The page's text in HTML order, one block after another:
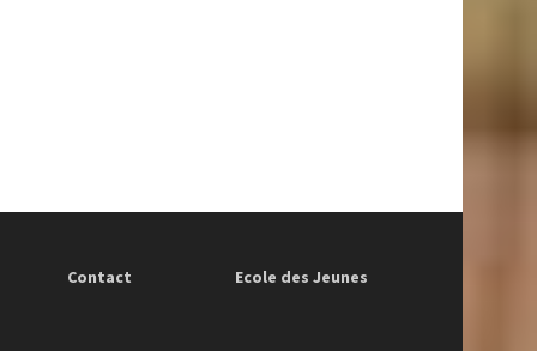
Contact Ecole des Jeunes